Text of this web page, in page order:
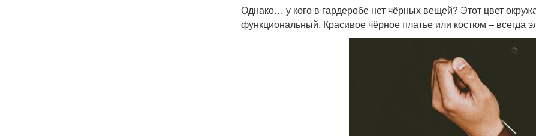
Однако… у кого в гардеробе нет чёрных вещей? Этот цвет
функциональный. Красивое чёрное платье или костюм – всегда